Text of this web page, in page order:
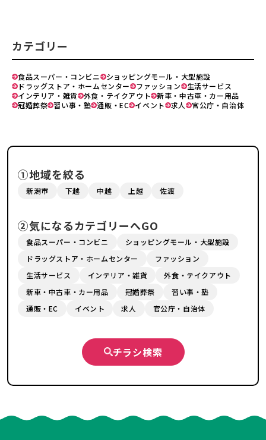
カテゴリー
食品スーパー・コンビニ
ショッピングモール・大型施設
ドラッグストア・ホームセンター
ファッション
生活サービス
インテリア・雑貨
外食・テイクアウト 新車・中古車・カー用品
冠婚葬祭 習い事・塾 通販・EC イベント 求人 官公庁・自治体
①地域を絞る
新潟市 下越 中越 上越 佐渡
②気になるカテゴリーへGO
食品スーパー・コンビニ
ショッピングモール・大型施設
ドラッグストア・ホームセンター
ファッション
生活サービス
インテリア・雑貨
外食・テイクアウト
新車・中古車・カー用品
冠婚葬祭
習い事・塾
通販・EC
イベント 求人 官公庁・自治体
チラシ検索